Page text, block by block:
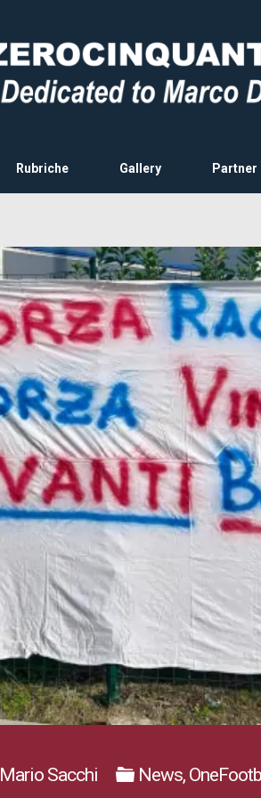
Rubriche Gallery Partner
Mario Sacchi News,